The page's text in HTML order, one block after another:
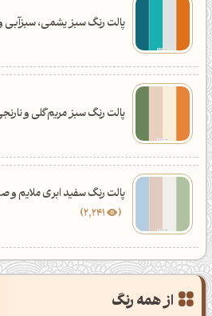
پالت رنگ سبز یشمی، سبزآبی
پالت رنگ سبز مریم‌گلی و
پالت رنگ سفید ابری ملایم و
از همه رنگ